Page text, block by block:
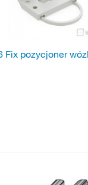
Fix pozycjoner